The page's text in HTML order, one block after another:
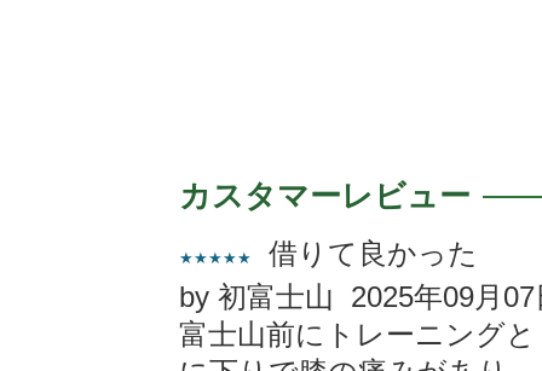
カスタマーレビュー
★★★★★
借りて良かった
by 初富士山 2025年09月07
富士山前にトレーニング